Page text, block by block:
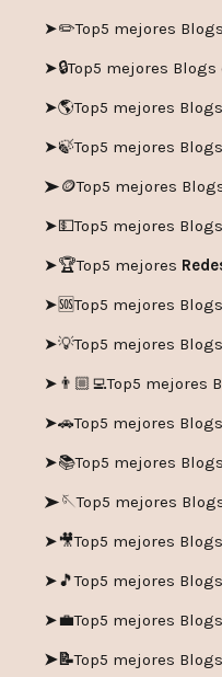
➤✏️Top5 mejores
➤🔒Top5 mejores Blogs
➤🌎Top5 mejores
➤🍃Top5 mejores
➤🪙Top5 mejores
➤💵Top5 mejores
➤🏆Top5 mejores
➤🆘Top5 mejores
➤💡Top5 mejores
➤👨🏼‍💻Top5 mejores
➤🚗Top5 mejores
➤📚Top5 mejores
➤🪡Top5 mejores
➤🎥Top5 mejores
➤🎵Top5 mejores
➤💼Top5 mejores
➤📝Top5 mejores